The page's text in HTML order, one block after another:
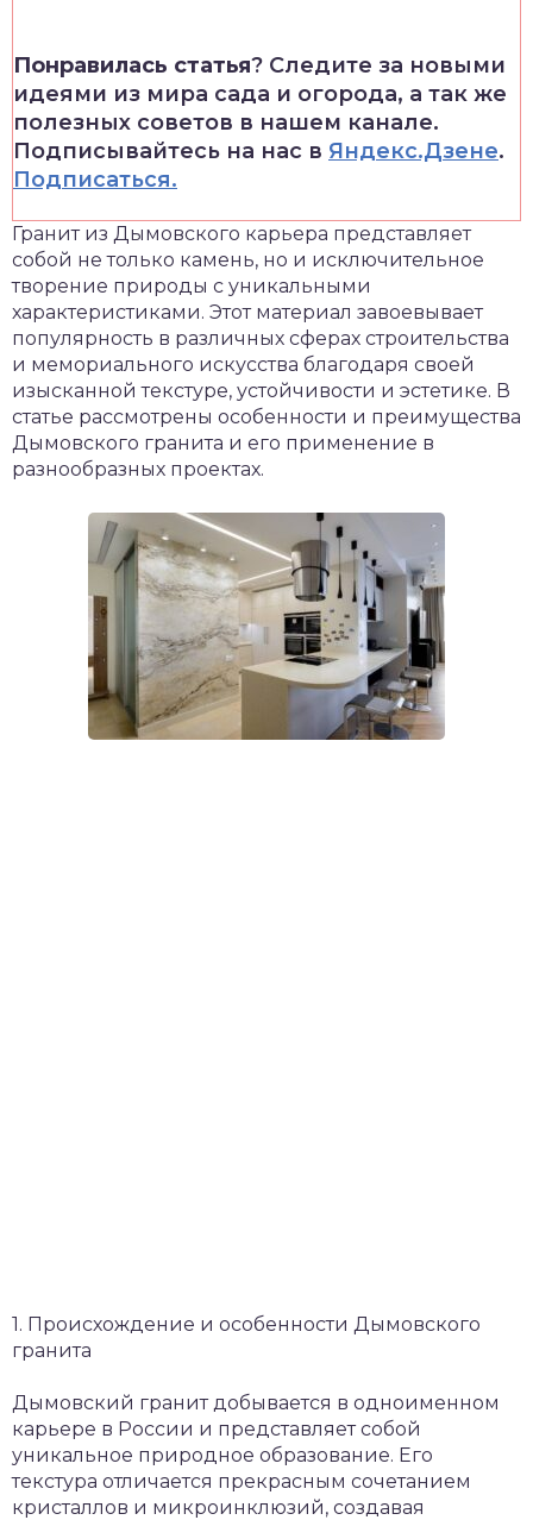
Понравилась статья? Следите за новыми
идеями из мира сада и огорода, а так же
полезных советов в нашем канале.
Подписывайтесь на нас в Яндекс.Дзене.
Подписаться.
Гранит из Дымовского карьера представляет
собой не только камень, но и исключительное
творение природы с уникальными
характеристиками. Этот материал завоевывает
популярность в различных сферах строительства
и мемориального искусства благодаря своей
изысканной текстуре, устойчивости и эстетике. В
статье рассмотрены особенности и преимущества
Дымовского гранита и его применение в
разнообразных проектах.
1. Происхождение и особенности Дымовского
гранита
Дымовский гранит добывается в одноименном
карьере в России и представляет собой
уникальное природное образование. Его
текстура отличается прекрасным сочетанием
кристаллов и микроинклюзий, создавая